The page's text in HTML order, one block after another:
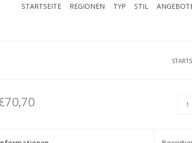
STARTSEITE REGIONEN TYP STIL